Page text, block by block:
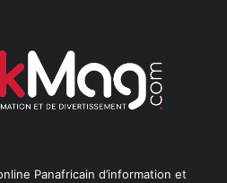
Panafricain d’information et